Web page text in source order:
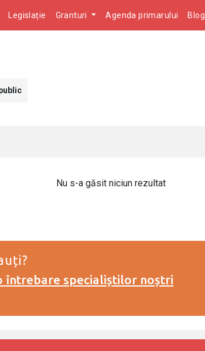
Legislație Granturi Agenda primarului Blog
Nu s-a găsit niciun rezultat
întrebare specialiștilor noștri